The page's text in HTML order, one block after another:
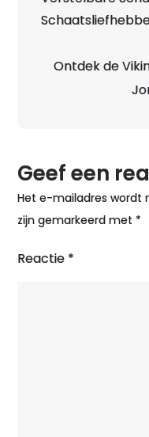
Ontdek de
Geef een
Het e-mailadres wordt
zijn gemarkeerd met *
Reactie *